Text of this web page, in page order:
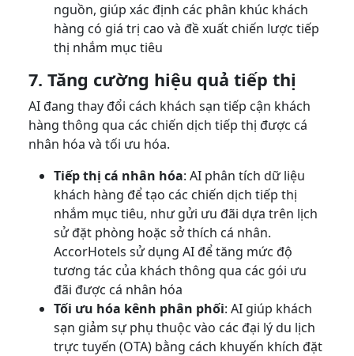
nguồn, giúp xác định các phân khúc khách
hàng có giá trị cao và đề xuất chiến lược tiếp
thị nhắm mục tiêu
7. Tăng cường hiệu quả tiếp thị
AI đang thay đổi cách khách sạn tiếp cận khách
hàng thông qua các chiến dịch tiếp thị được cá
nhân hóa và tối ưu hóa.
Tiếp thị cá nhân hóa: AI phân tích dữ liệu
khách hàng để tạo các chiến dịch tiếp thị
nhắm mục tiêu, như gửi ưu đãi dựa trên lịch
sử đặt phòng hoặc sở thích cá nhân.
AccorHotels sử dụng AI để tăng mức độ
tương tác của khách thông qua các gói ưu
đãi được cá nhân hóa
Tối ưu hóa kênh phân phối: AI giúp khách
sạn giảm sự phụ thuộc vào các đại lý du lịch
trực tuyến (OTA) bằng cách khuyến khích đặt